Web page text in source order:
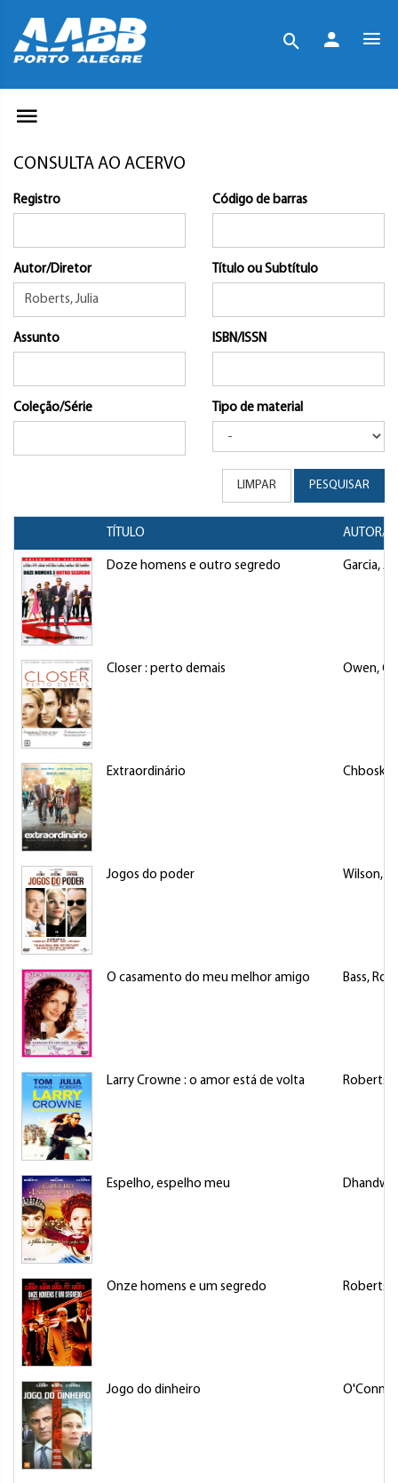
CONSULTA AO ACERVO
Registro Código de barras
Autor/Diretor Título ou Subtítulo
Assunto ISBN/ISSN
Coleção/Série Tipo de material
LIMPAR PESQUISAR
TÍTULO AUTOR/
Doze homens e outro segredo Garcia,
Closer : perto demais Owen,
Extraordinário
Jogos do poder Wilson,
O casamento do meu melhor amigo Bass,
Larry Crowne : o amor está de volta Roberts,
Espelho, espelho meu
Onze homens e um segredo Roberts,
Jogo do dinheiro